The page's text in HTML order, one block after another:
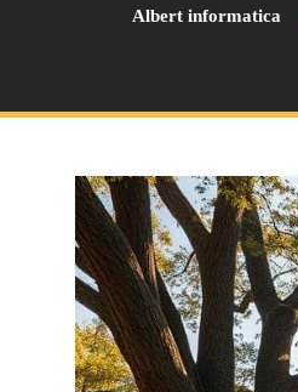
Albert informatica